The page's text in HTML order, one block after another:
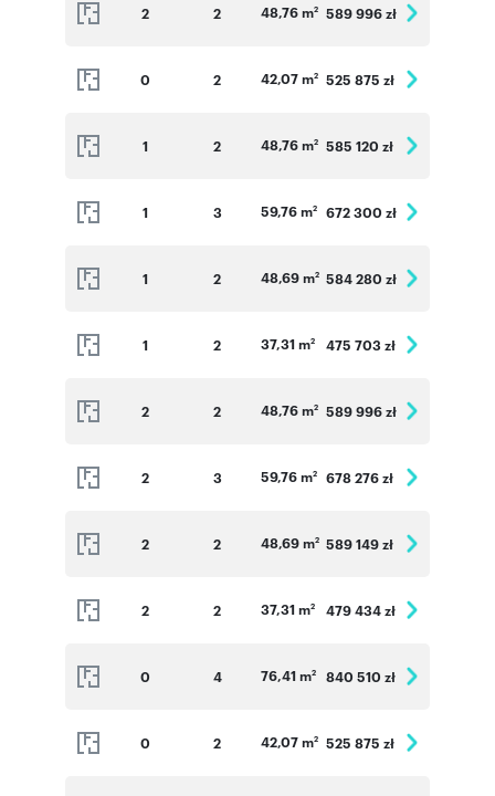
2 2 48,76 m2 589 996 zł
0 2 42,07 m2 525 875 zł
1 2 48,76 m2 585 120 zł
1 3 59,76 m2 672 300 zł
1 2 48,69 m2 584 280 zł
1 2 37,31 m2 475 703 zł
2 2 48,76 m2 589 996 zł
2 3 59,76 m2 678 276 zł
2 2 48,69 m2 589 149 zł
2 2 37,31 m2 479 434 zł
0 4 76,41 m2 840 510 zł
0 2 42,07 m2 525 875 zł